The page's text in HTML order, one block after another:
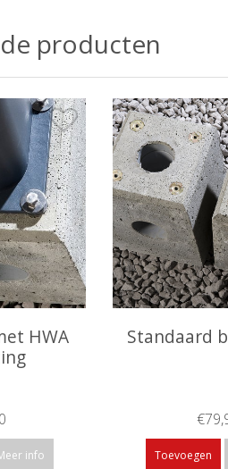
producten
HWA
info
Standaard
Toevoegen